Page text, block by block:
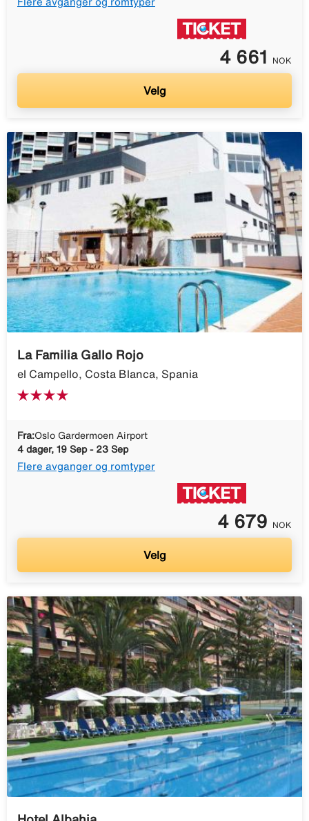
4 661 NOK
Velg
La Familia Gallo Rojo
el Campello, Costa Blanca, Spania
Fra:Oslo Gardermoen Airport
4 dager, 19 Sep - 23 Sep
Flere avganger og romtyper
4 679 NOK
Velg